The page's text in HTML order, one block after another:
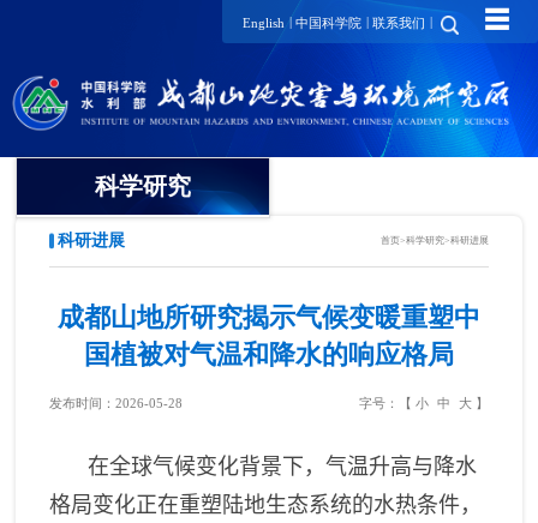
English | 中国科学院 | 联系我们 | ☰
科学研究
领域方向
创新团队
山地灾害研究领域
山地生态环境研究领域
山地灾害与环境交叉研究领
创新单元
科研进展 首页>科学研究>科研进展
成都山地所研究揭示气候变暖重塑中
国植被对气温和降水的响应格局
发布时间：2026-05-28 字号：【 小 中 大】
在全球气候变化背景下，气温升高与降水
格局变化正在重塑陆地生态系统的水热条件，